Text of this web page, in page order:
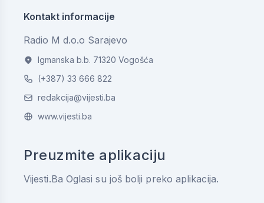
Kontakt informacije
Radio M d.o.o Sarajevo
Igmanska b.b. 71320 Vogošća
(+387) 33 666 822
redakcija@vijesti.ba
www.vijesti.ba
Preuzmite aplikaciju
Vijesti.Ba Oglasi su još bolji preko aplikacija.